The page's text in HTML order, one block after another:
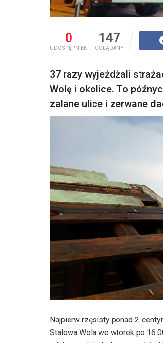
0
UDOSTĘPNIEŃ
147
OGLĄDANY
37 razy wyjeżdżali
Wolę i okolice. To
zalane ulice i zerwane
Najpierw rzęsisty ponad 2-
Stalowa Wola we wtorek po